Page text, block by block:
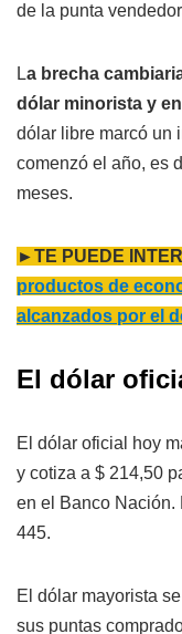
de la punta
La brecha
dólar minorista y
dólar libre marcó un
comenzó el año, es
meses.
►TE PUEDE
productos de
alcanzados por el
El dólar
El dólar oficial hoy
y cotiza a $ 214,50
en el Banco Nación.
445.
El dólar mayorista
sus puntas